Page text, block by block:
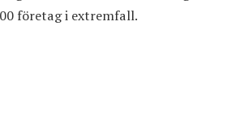
företag i extremfall.